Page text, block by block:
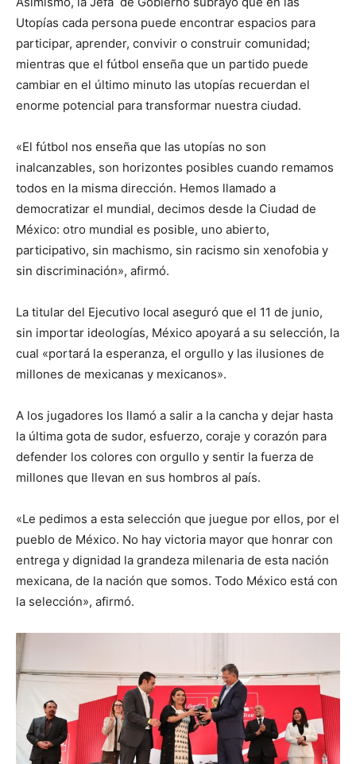
Utopías cada persona puede encontrar espacios para
participar, aprender, convivir o construir comunidad;
mientras que el fútbol enseña que un partido puede
cambiar en el último minuto las utopías recuerdan el
enorme potencial para transformar nuestra ciudad.
«El fútbol nos enseña que las utopías no son
inalcanzables, son horizontes posibles cuando remamos
todos en la misma dirección. Hemos llamado a
democratizar el mundial, decimos desde la Ciudad de
México: otro mundial es posible, uno abierto,
participativo, sin machismo, sin racismo sin xenofobia y
sin discriminación», afirmó.
La titular del Ejecutivo local aseguró que el 11 de junio,
sin importar ideologías, México apoyará a su selección, la
cual «portará la esperanza, el orgullo y las ilusiones de
millones de mexicanas y mexicanos».
A los jugadores los llamó a salir a la cancha y dejar hasta
la última gota de sudor, esfuerzo, coraje y corazón para
defender los colores con orgullo y sentir la fuerza de
millones que llevan en sus hombros al país.
«Le pedimos a esta selección que juegue por ellos, por el
pueblo de México. No hay victoria mayor que honrar con
entrega y dignidad la grandeza milenaria de esta nación
mexicana, de la nación que somos. Todo México está con
la selección», afirmó.